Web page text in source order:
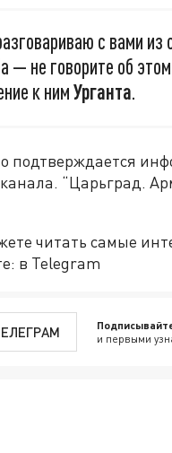
с вами
— не говорите об
к нимУрганта.
подтверждается
“Царьград.
читать самые
в Telegram
и первыми